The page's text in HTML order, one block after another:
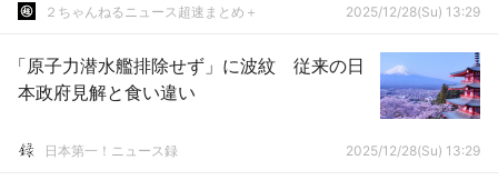
２ちゃんねるニュース超速まとめ＋ 2025/12/28(Su) 13:29
「原子力潜水艦排除せず」に波紋 従来の日
本政府見解と食い違い
日本第一！ニュース録 2025/12/28(Su) 13:29